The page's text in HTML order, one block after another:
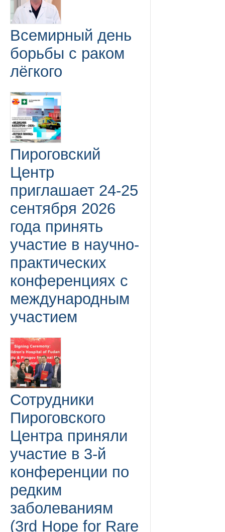
Всемирный день
борьбы с раком
лёгкого
Пироговский
Центр
приглашает 24-25
сентября 2026
года принять
участие в научно-
практических
конференциях с
международным
участием
Сотрудники
Пироговского
Центра приняли
участие в 3-й
конференции по
редким
заболеваниям
(3rd Hope for Rare